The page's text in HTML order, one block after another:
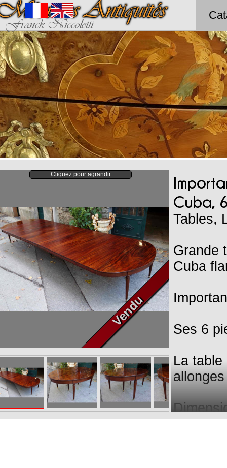
Antiquités
Franck Niccoletti
Cliquez pour agrandir
Vendu
Cuba,
Tables,
Grande
Cuba
Ses 6
La
sans